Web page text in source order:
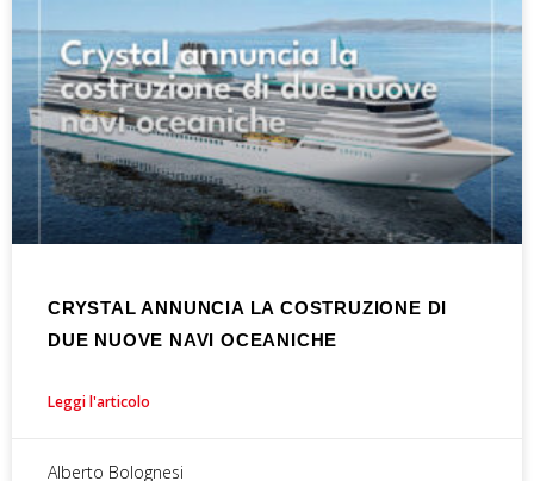
CRYSTAL ANNUNCIA LA COSTRUZIONE DI
DUE NUOVE NAVI OCEANICHE
Leggi l'articolo
Alberto Bolognesi